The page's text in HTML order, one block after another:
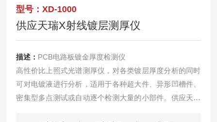
型号：XD-1000
供应天瑞X射线镀层测厚仪
描述： PCB电路板镀金厚度检测仪
高性价比上照式光谱测厚仪，对各类镀层厚度分析的同时
可对电镀液进行分析，适用于各种超大件、异形凹槽件、
密集型多点测试或自动逐个检测大量的小部件。供应天瑞